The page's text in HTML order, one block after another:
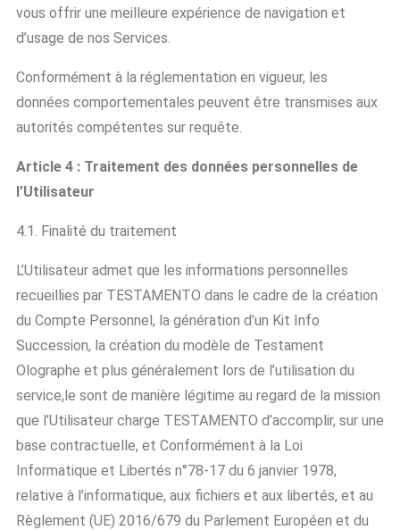
vous offrir une meilleure expérience de navigation et
d’usage de nos Services.
Conformément à la réglementation en vigueur, les
données comportementales peuvent être transmises aux
autorités compétentes sur requête.
Article 4 : Traitement des données personnelles de
l’Utilisateur
4.1. Finalité du traitement
L’Utilisateur admet que les informations personnelles
recueillies par TESTAMENTO dans le cadre de la création
du Compte Personnel, la génération d’un Kit Info
Succession, la création du modèle de Testament
Olographe et plus généralement lors de l’utilisation du
service,le sont de manière légitime au regard de la mission
que l’Utilisateur charge TESTAMENTO d’accomplir, sur une
base contractuelle, et Conformément à la Loi
Informatique et Libertés n°78-17 du 6 janvier 1978,
relative à l’informatique, aux fichiers et aux libertés, et au
Règlement (UE) 2016/679 du Parlement Européen et du